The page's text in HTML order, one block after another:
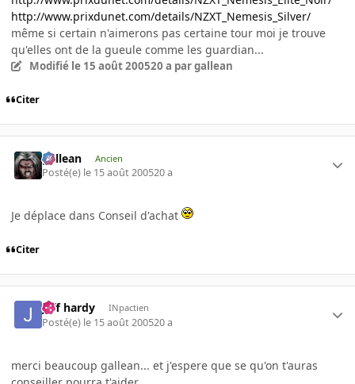
http://www.prixdunet.com/details/NZXT_Nemesis_Silver/
même si certain n'aimerons pas certaine tour moi je trouve
qu'elles ont de la gueule comme les guardian...
Modifié le 15 août 200520 a par gallean
Citer
gallean Ancien
Posté(e) le 15 août 200520 a
Je déplace dans Conseil d'achat
Citer
jeff hardy INpactien
Posté(e) le 15 août 200520 a
merci beaucoup gallean... et j'espere que se qu'on t'auras